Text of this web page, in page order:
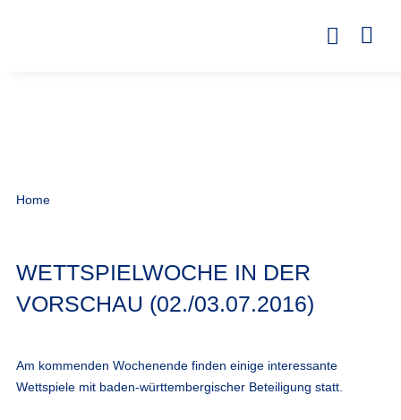
Home
WETTSPIELWOCHE IN DER
VORSCHAU (02./03.07.2016)
Am kommenden Wochenende finden einige interessante
Wettspiele mit baden-württembergischer Beteiligung statt.